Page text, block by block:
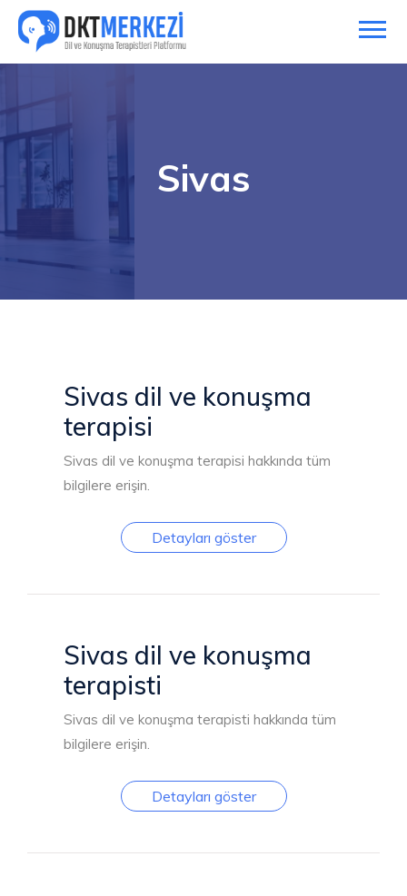
Sivas
Sivas dil ve konuşma
terapisi
Sivas dil ve konuşma terapisi hakkında tüm
bilgilere erişin.
Detayları göster
Sivas dil ve konuşma
terapisti
Sivas dil ve konuşma terapisti hakkında tüm
bilgilere erişin.
Detayları göster